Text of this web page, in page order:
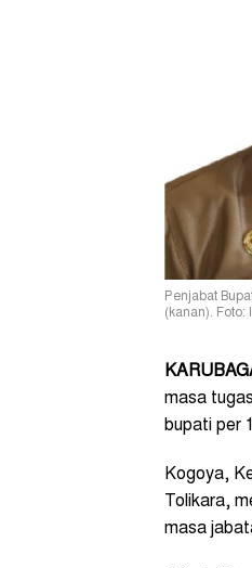
Penjabat
(kanan). Foto:
masa
bupati per
Kogoya,
Tolikara,
masa